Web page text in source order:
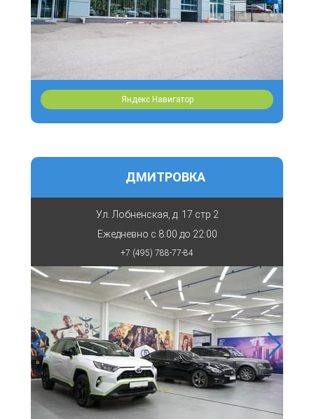
Яндекс Навигатор
ДМИТРОВКА
Ул. Лобненская, д. 17 стр 2
Ежедневно с 8:00 до 22:00
+7 (495) 788-77-84